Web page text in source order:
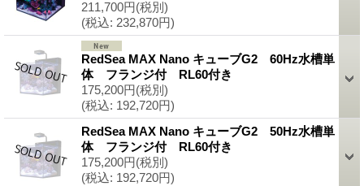
211,700円(税別)
(税込: 232,870円)
RedSea MAX Nano キューブG2 60Hz水槽単
体 フランジ付 RL60付き
175,200円(税別)
(税込: 192,720円)
RedSea MAX Nano キューブG2 50Hz水槽単
体 フランジ付 RL60付き
175,200円(税別)
(税込: 192,720円)